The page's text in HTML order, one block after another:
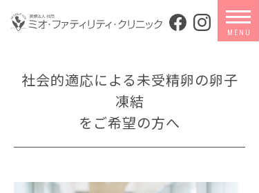
社会的適応による未受精卵の卵子
凍結
をご希望の方へ